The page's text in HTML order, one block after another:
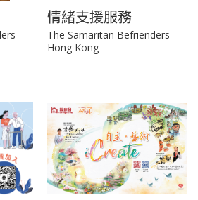
情緒支援服務
The Samaritan Befrienders
Hong Kong